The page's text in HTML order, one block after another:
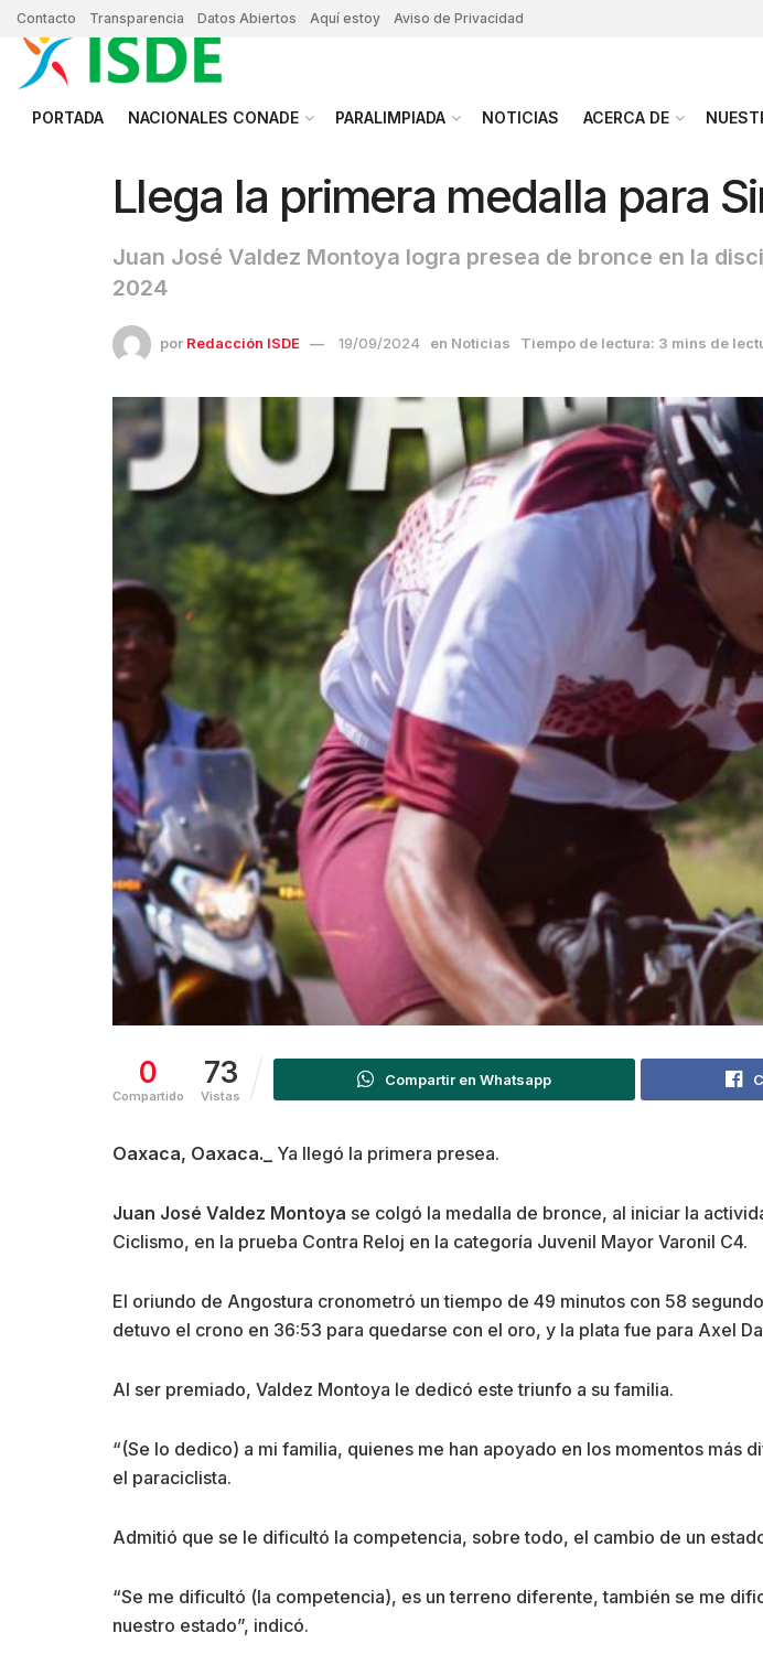
Contacto Transparencia Datos Abiertos Aquí estoy Aviso de Privacidad
PORTADA NACIONALES CONADE PARALIMPIADA NOTICIAS ACERCA DE
Llega la primera medalla para
Juan José Valdez Montoya logra presea de bronce en la
2024
por Redacción ISDE 19/09/2024 en Noticias Tiempo de lectura: 3 mins de
0
Compartido
73
Vistas
Compartir en Whatsapp
Oaxaca, Oaxaca._ Ya llegó la primera presea.
Juan José Valdez Montoya se colgó la medalla de bronce, al iniciar la
Ciclismo, en la prueba Contra Reloj en la categoría Juvenil Mayor Varonil C4.
El oriundo de Angostura cronometró un tiempo de 49 minutos con 58
detuvo el crono en 36:53 para quedarse con el oro, y la plata fue para Axel
Al ser premiado, Valdez Montoya le dedicó este triunfo a su familia.
“(Se lo dedico) a mi familia, quienes me han apoyado en los momentos
el paraciclista.
Admitió que se le dificultó la competencia, sobre todo, el cambio de un
“Se me dificultó (la competencia), es un terreno diferente, también se me
nuestro estado”, indicó.